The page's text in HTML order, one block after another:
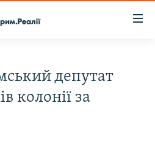
депутат
колонії за